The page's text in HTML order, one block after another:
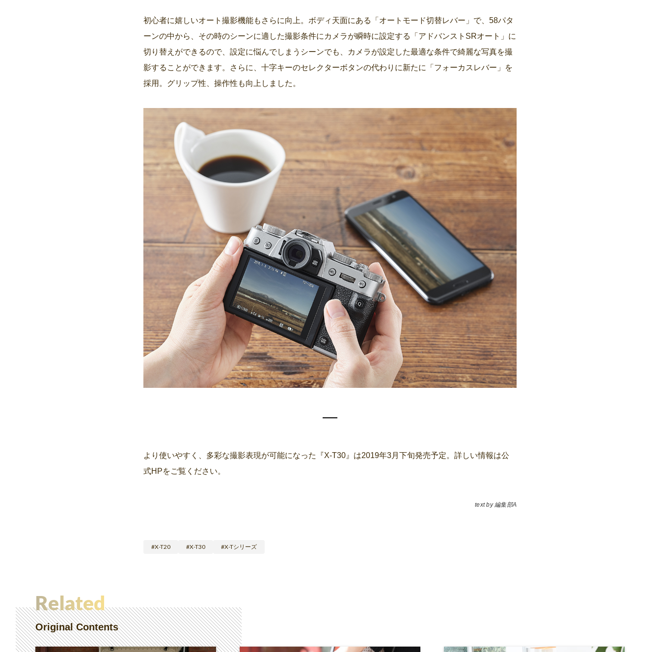
初心者に嬉しいオート撮影機能もさらに向上。ボディ天面にある「オートモード切替レバー」で、58パタ
ーンの中から、その時のシーンに適した撮影条件にカメラが瞬時に設定する「アドバンストSRオート」に
切り替えができるので、設定に悩んでしまうシーンでも、カメラが設定した最適な条件で綺麗な写真を撮
影することができます。さらに、十字キーのセレクターボタンの代わりに新たに「フォーカスレバー」を
採用。グリップ性、操作性も向上しました。
より使いやすく、多彩な撮影表現が可能になった『X-T30』は2019年3月下旬発売予定。詳しい情報は公
式HPをご覧ください。
text by 編集部A
X-T20 X-T30 X-Tシリーズ
Related
Original Contents